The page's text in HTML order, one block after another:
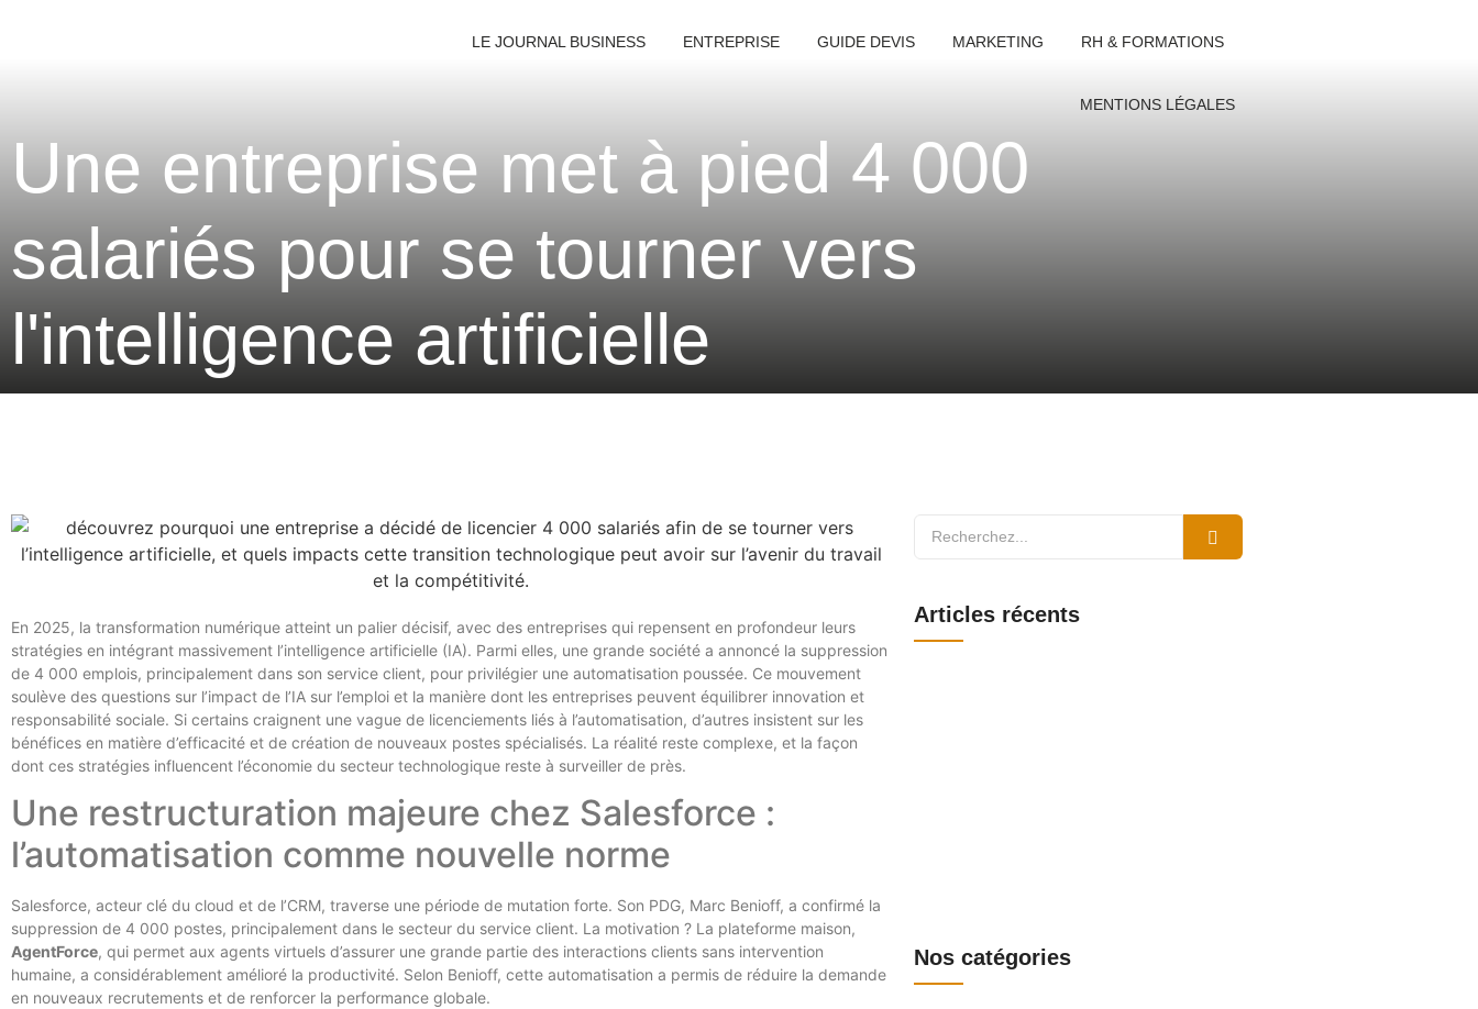
LE JOURNAL BUSINESS ENTREPRISE GUIDE DEVIS MARKETING RH & FORMATIONS
MENTIONS LÉGALES
Une entreprise met à pied 4 000
salariés pour se tourner vers
l'intelligence artificielle
En 2025, la transformation numérique atteint un palier décisif, avec des entreprises qui repensent en profondeur leurs
stratégies en intégrant massivement l’intelligence artificielle (IA). Parmi elles, une grande société a annoncé la suppression
de 4 000 emplois, principalement dans son service client, pour privilégier une automatisation poussée. Ce mouvement
soulève des questions sur l’impact de l’IA sur l’emploi et la manière dont les entreprises peuvent équilibrer innovation et
responsabilité sociale. Si certains craignent une vague de licenciements liés à l’automatisation, d’autres insistent sur les
bénéfices en matière d’efficacité et de création de nouveaux postes spécialisés. La réalité reste complexe, et la façon
dont ces stratégies influencent l’économie du secteur technologique reste à surveiller de près.
Une restructuration majeure chez Salesforce :
l’automatisation comme nouvelle norme
Salesforce, acteur clé du cloud et de l’CRM, traverse une période de mutation forte. Son PDG, Marc Benioff, a confirmé la
suppression de 4 000 postes, principalement dans le secteur du service client. La motivation ? La plateforme maison,
AgentForce, qui permet aux agents virtuels d’assurer une grande partie des interactions clients sans intervention
humaine, a considérablement amélioré la productivité. Selon Benioff, cette automatisation a permis de réduire la demande
en nouveaux recrutements et de renforcer la performance globale.
Articles récents
Nos catégories